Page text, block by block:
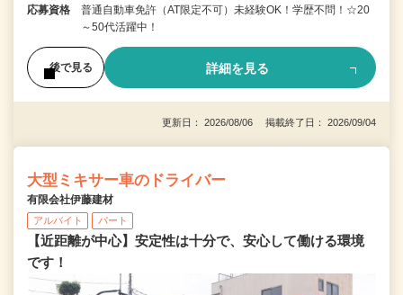
応募資格
普通自動車免許（AT限定不可）未経験OK！学歴不問！☆20
～50代活躍中！
後で見る 詳細を見る
更新日： 2026/08/06 掲載終了日： 2026/09/04
大型ミキサー車のドライバー
有限会社伊藤建材
アルバイト パート
【近距離が中心】安定性は十分で、安心して働ける環境
です！